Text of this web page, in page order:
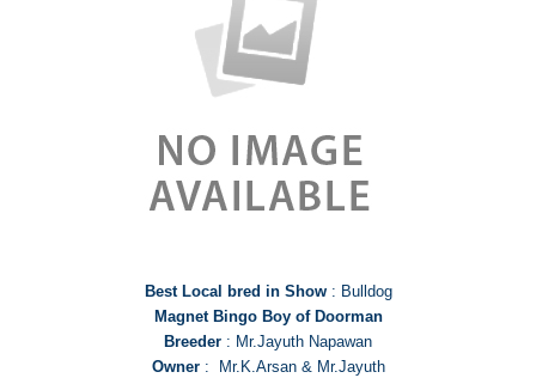
Best Local bred in Show : Bulldog
Magnet Bingo Boy of Doorman
Breeder : Mr.Jayuth Napawan
Owner : Mr.K.Arsan & Mr.Jayuth